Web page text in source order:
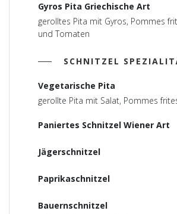
Gyros Pita Griechische Art
gerolltes Pita mit Gyros, Pommes
und Tomaten
SCHNITZEL
Vegetarische Pita
gerollte Pita mit Salat, Pommes
Paniertes Schnitzel Wiener Art
Jägerschnitzel
Paprikaschnitzel
Bauernschnitzel